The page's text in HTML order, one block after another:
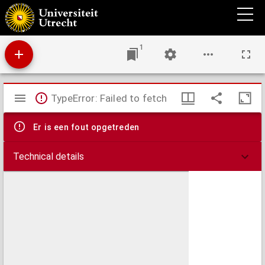
De stad Gods, een reeks verhandelingen over den godsdienst
1
Mirador
viewer
TypeError: Failed to fetch
Er is een fout opgetreden
Technical details